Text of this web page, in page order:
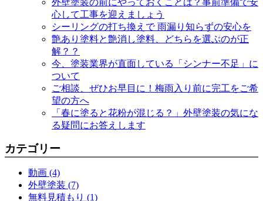
心して工事を迎えましょう
シーリングの打ち換えで 雨漏り知らずの安心を
艶あり塗料と艶消し塗料、どちらを選ぶのが正
解？？
今、塗装業界が直面している「シンナー不足」に
ついて
ご相談、ぜひお早目に！梅雨入り前に完工をご希
望の方へ
「春に塗ると花粉が混じる？」外壁塗装の気にな
る疑問にお答えします
カテゴリー
動画 (4)
外壁塗装 (7)
無料見積もり (1)